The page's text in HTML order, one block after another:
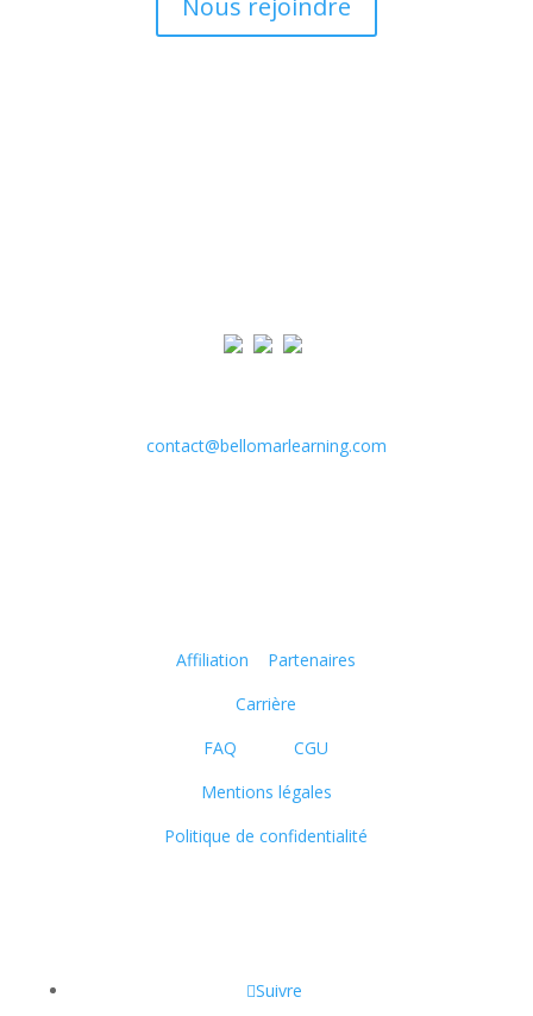
Nous rejoindre
contact@bellomarlearning.com
Affiliation
Partenaires
Carrière
FAQ
CGU
Mentions légales
Politique de confidentialité
Suivre